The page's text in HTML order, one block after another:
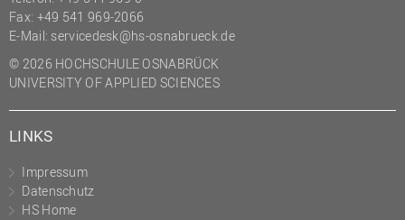
Transfer- und
Innovationsmanagement
Fax: +49 541 969-2066
E-Mail: servicedesk@hs-osnabrueck.de
© 2026 HOCHSCHULE OSNABRÜCK
UNIVERSITY OF APPLIED SCIENCES
LINKS
Impressum
Datenschutz
HS Home